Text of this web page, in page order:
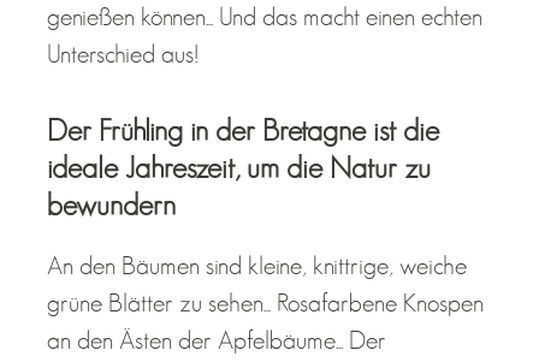
genießen können... Und das macht einen echten
Unterschied aus!
Der Frühling in der Bretagne ist die
ideale Jahreszeit, um die Natur zu
bewundern
An den Bäumen sind kleine, knittrige, weiche
grüne Blätter zu sehen... Rosafarbene Knospen
an den Ästen der Apfelbäume... Der